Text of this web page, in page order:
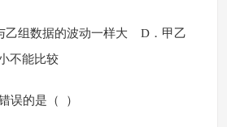
乙组数据的波动一样大 D．甲乙
不能比较
误的是（ ）